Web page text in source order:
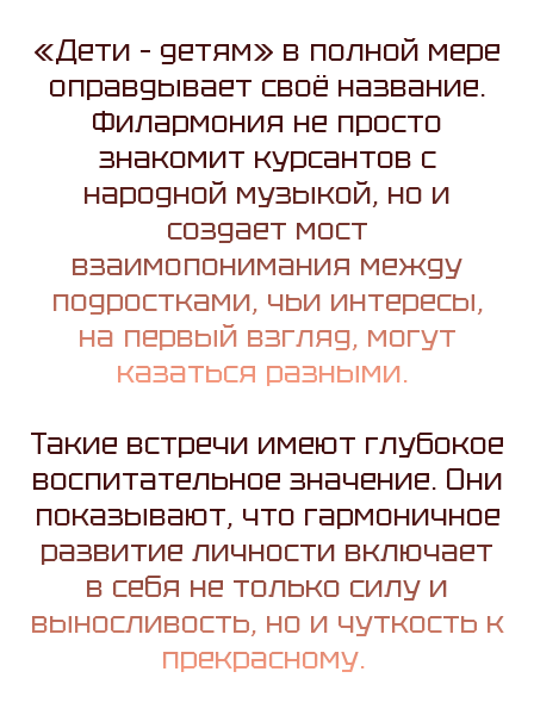
«Дети – детям» в полной мере
оправдывает своё название.
Филармония не просто
знакомит курсантов с
народной музыкой, но и
создает мост
взаимопонимания между
подростками, чьи интересы,
на первый взгляд, могут
казаться разными.
Такие встречи имеют глубокое
воспитательное значение. Они
показывают, что гармоничное
развитие личности включает
в себя не только силу и
выносливость, но и чуткость к
прекрасному.